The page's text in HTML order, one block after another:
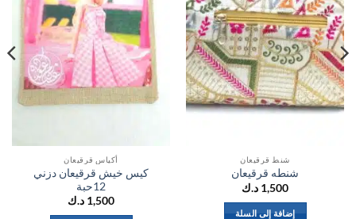
شنط قرقيعان
شنطه قرقيعان
1,500د.ك
إضافة إلى السلة
أكياس قرقيعان
كيس خيش قرقيعان دزني
1,500د.ك